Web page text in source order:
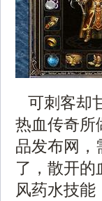
可刺客却
热血传奇所
品发布网，
了，散开的
风药水技